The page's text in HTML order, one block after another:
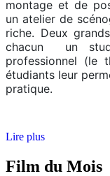
montage et de
un atelier de
riche. Deux
chacun un
professionnel (le
étudiants leur
pratique.
Lire plus
Film du Mois